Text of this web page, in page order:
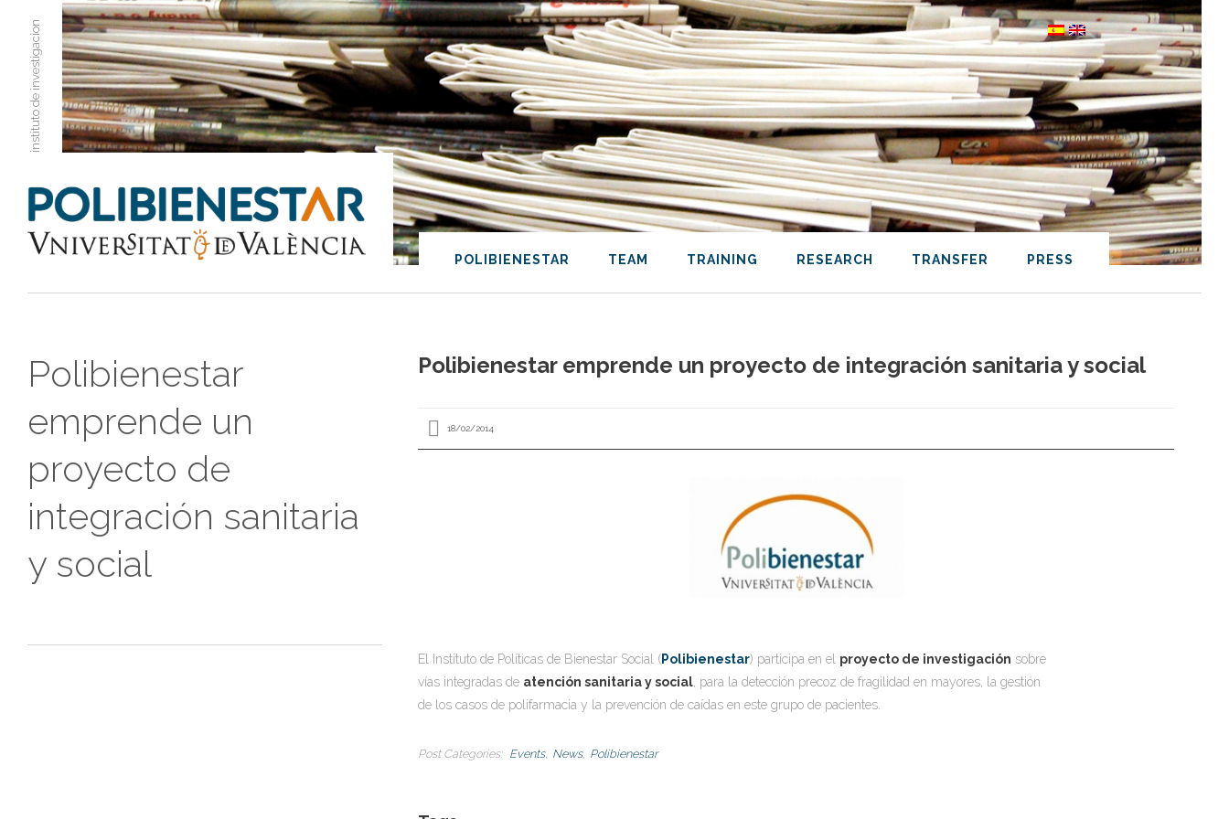
instituto de investigacion
POLIBIENESTAR TEAM TRAINING RESEARCH TRANSFER PRESS
Polibienestar
emprende un
proyecto de
integración sanitaria
y social
Polibienestar emprende un proyecto de integración sanitaria y social
18/02/2014
El Instituto de Políticas de Bienestar Social (Polibienestar) participa en el proyecto de investigación sobre
vías integradas de atención sanitaria y social , para la detección precoz de fragilidad en mayores, la gestión
de los casos de polifarmacia y la prevención de caídas en este grupo de pacientes.
Post Categories Events News Polibienestar